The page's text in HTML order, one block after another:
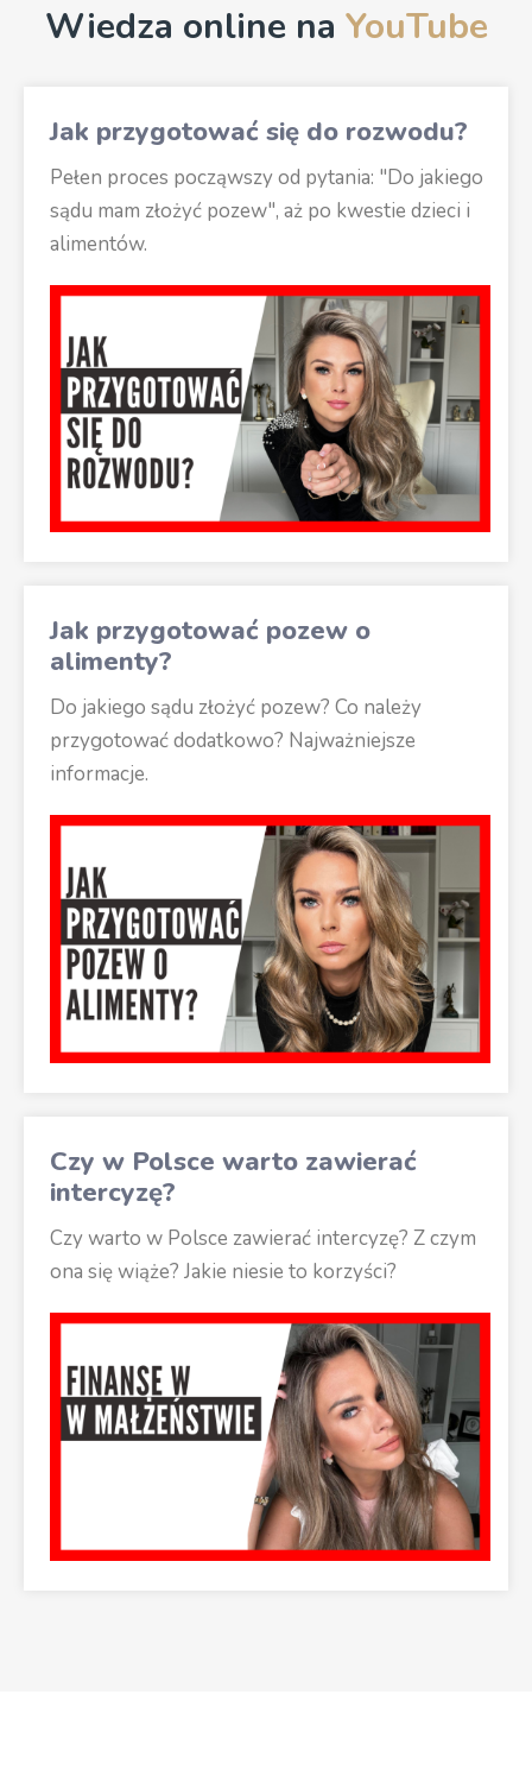
Wiedza online na YouTube
Jak przygotować się do rozwodu?
Pełen proces począwszy od pytania: "Do jakiego
sądu mam złożyć pozew", aż po kwestie dzieci i
alimentów.
Jak przygotować pozew o
alimenty?
Do jakiego sądu złożyć pozew? Co należy
przygotować dodatkowo? Najważniejsze
informacje.
Czy w Polsce warto zawierać
intercyzę?
Czy warto w Polsce zawierać intercyzę? Z czym
ona się wiąże? Jakie niesie to korzyści?